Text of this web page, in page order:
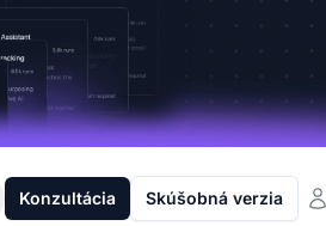
Konzultácia Skúšobná verzia